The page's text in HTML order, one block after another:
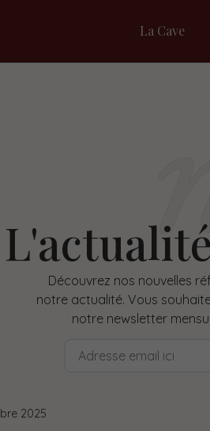
La Cave
Découvrez nos nouvelles
notre actualité. Vous
notre newsletter
2025